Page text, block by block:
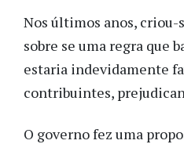
Nos últimos anos,
sobre se uma regra que
estaria indevidamente
contribuintes,
O governo fez uma